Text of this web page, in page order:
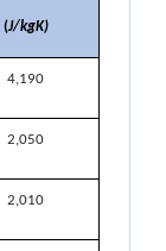
(J/kgK)
4,190
2,050
2,010